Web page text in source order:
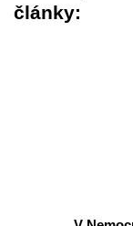
články: